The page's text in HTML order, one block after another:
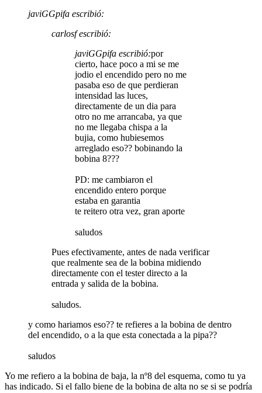
javiGGpifa escribió:
carlosf escribió:
javiGGpifa escribió:por
cierto, hace poco a mi se me
jodio el encendido pero no me
pasaba eso de que perdieran
intensidad las luces,
directamente de un dia para
otro no me arrancaba, ya que
no me llegaba chispa a la
bujia, como hubiesemos
arreglado eso?? bobinando la
bobina 8???
PD: me cambiaron el
encendido entero porque
estaba en garantia
te reitero otra vez, gran aporte
saludos
Pues efectivamente, antes de nada verificar
que realmente sea de la bobina midiendo
directamente con el tester directo a la
entrada y salida de la bobina.
saludos.
y como hariamos eso?? te refieres a la bobina de dentro
del encendido, o a la que esta conectada a la pipa??
saludos
Yo me refiero a la bobina de baja, la nº8 del esquema, como tu ya
has indicado. Si el fallo biene de la bobina de alta no se si se podría